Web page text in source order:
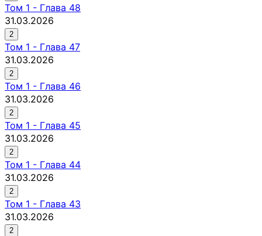
Том 1 - Глава 48
31.03.2026
2
Том 1 - Глава 47
31.03.2026
2
Том 1 - Глава 46
31.03.2026
2
Том 1 - Глава 45
31.03.2026
2
Том 1 - Глава 44
31.03.2026
2
Том 1 - Глава 43
31.03.2026
2